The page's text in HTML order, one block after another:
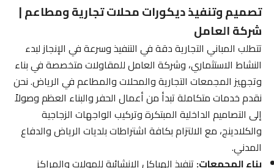
تصميم وتنفيذ ديكورات محلات تجارية ومطاعم |
شركة العامل
تتطلب المباني التجارية دقة في التنفيذ وسرعة في الإنجاز لبدء
النشاط الاستثماري، وشركة العامل للمقاولات متخصصة في بناء
وتجهيز المجمعات التجارية والمحلات والمطاعم في الرياض. نحن
نقدم خدمات متكاملة تبدأ من أعمال الحفر والبناء العظم وصولاً
إلى التصاميم الداخلية المبتكرة وتركيب الواجهات الزجاجية
والكلادينج، مع الالتزام بكافة اشتراطات بلديات الرياض والدفاع
المدني.
بناء المجمعات:تنفيذ الهياكل الإنشائية للمولات والمراكز